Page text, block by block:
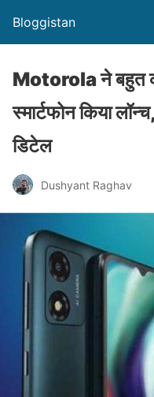
Bloggistan
Motorola ने बहुत
स्मार्टफोन किया
डिटेल
Dushyant Raghav